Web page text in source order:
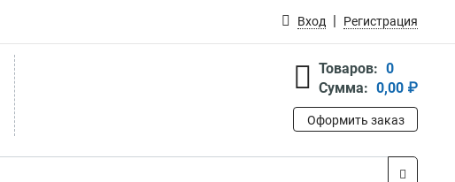
Вход Регистрация
Товаров: 0
Сумма: 0,00 ₽
Оформить заказ